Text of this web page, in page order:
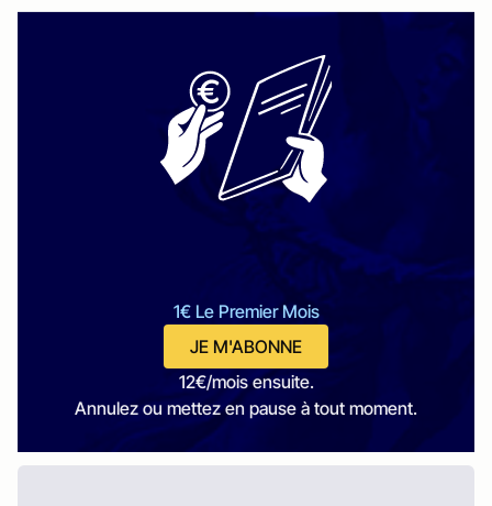
1€ Le Premier Mois
JE M'ABONNE
12€/mois ensuite.
Annulez ou mettez en pause à tout moment.